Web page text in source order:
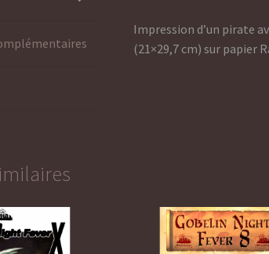
Impression d’un pirate
(21×29,7 cm) sur papier